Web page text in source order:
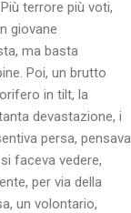
terrore più voti,
giovane
ma basta
Poi, un brutto
in tilt, la
devastazione, i
persa, pensava
faceva vedere,
per via della
un volontario,